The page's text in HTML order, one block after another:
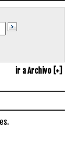
ir a Archivo [+]